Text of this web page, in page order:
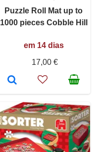
Puzzle Roll Mat up to
1000 pieces Cobble Hill
em 14 dias
17,00 €